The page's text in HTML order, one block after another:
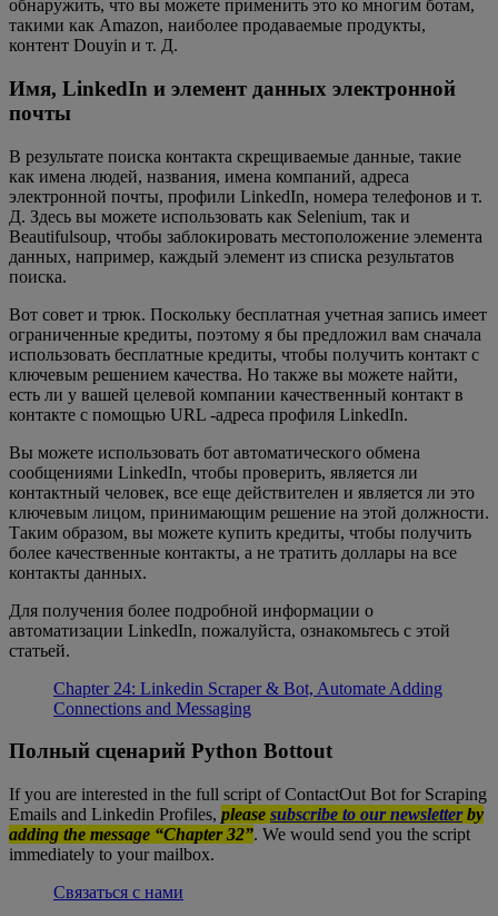
обнаружить, что вы можете применить это ко многим ботам,
такими как Amazon, наиболее продаваемые продукты,
контент Douyin и т. Д.
Имя, LinkedIn и элемент данных электронной
почты
В результате поиска контакта скрещиваемые данные, такие
как имена людей, названия, имена компаний, адреса
электронной почты, профили LinkedIn, номера телефонов и т.
Д. Здесь вы можете использовать как Selenium, так и
Beautifulsoup, чтобы заблокировать местоположение элемента
данных, например, каждый элемент из списка результатов
поиска.
Вот совет и трюк. Поскольку бесплатная учетная запись имеет
ограниченные кредиты, поэтому я бы предложил вам сначала
использовать бесплатные кредиты, чтобы получить контакт с
ключевым решением качества. Но также вы можете найти,
есть ли у вашей целевой компании качественный контакт в
контакте с помощью URL -адреса профиля LinkedIn.
Вы можете использовать бот автоматического обмена
сообщениями LinkedIn, чтобы проверить, является ли
контактный человек, все еще действителен и является ли это
ключевым лицом, принимающим решение на этой должности.
Таким образом, вы можете купить кредиты, чтобы получить
более качественные контакты, а не тратить доллары на все
контакты данных.
Для получения более подробной информации о
автоматизации LinkedIn, пожалуйста, ознакомьтесь с этой
статьей.
Chapter 24: Linkedin Scraper & Bot, Automate Adding
Connections and Messaging
Полный сценарий Python Bottout
If you are interested in the full script of ContactOut Bot for Scraping
Emails and Linkedin Profiles, please subscribe to our newsletterby
adding the message “Chapter 32”. We would send you the script
immediately to your mailbox.
Связаться с нами